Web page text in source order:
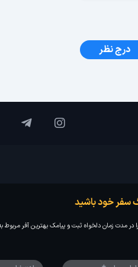
درج نظر
سفر خود باشید
مدت زمان دلخواه ثبت و پیامک بهترین آفر مربوط